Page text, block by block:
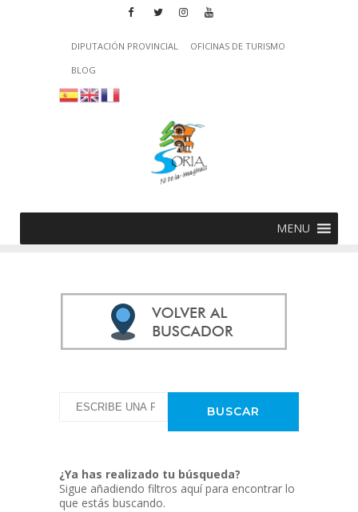
DIPUTACIÓN PROVINCIAL
OFICINAS DE TURISMO
BLOG
MENU
¿Ya has realizado tu búsqueda?
Sigue añadiendo filtros aquí para encontrar lo
que estás buscando.